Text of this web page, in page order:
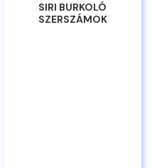
SIRI BURKOLÓ
SZERSZÁMOK